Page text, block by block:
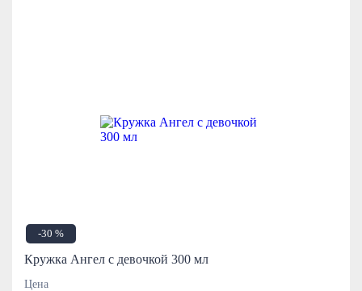
-30 %
Кружка Ангел с девочкой 300 мл
Цена